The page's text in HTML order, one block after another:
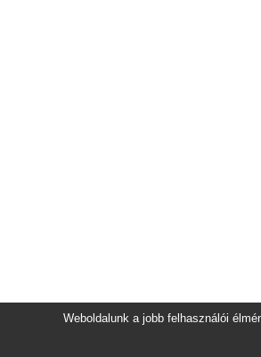
Weboldalunk a jobb felhasználói